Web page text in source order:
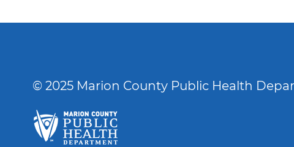
© 2025 Marion County Public Health